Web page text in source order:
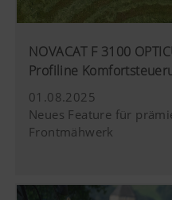
Nutzungsverhalten
YouTube
und
Video
NOVACAT F 3100
Profiline
01.08.2025
Neues Feature für
Frontmähwerk